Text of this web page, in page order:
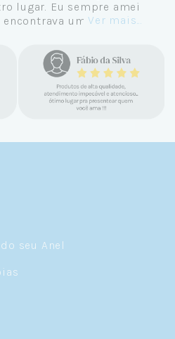
lugar. Eu sempre amei
encontrava uma loja
Atendimento
jóias prata 925,
Virei cliente fiel
que são lindas, tem
super justo. Fora
Ver mais...
seu Anel